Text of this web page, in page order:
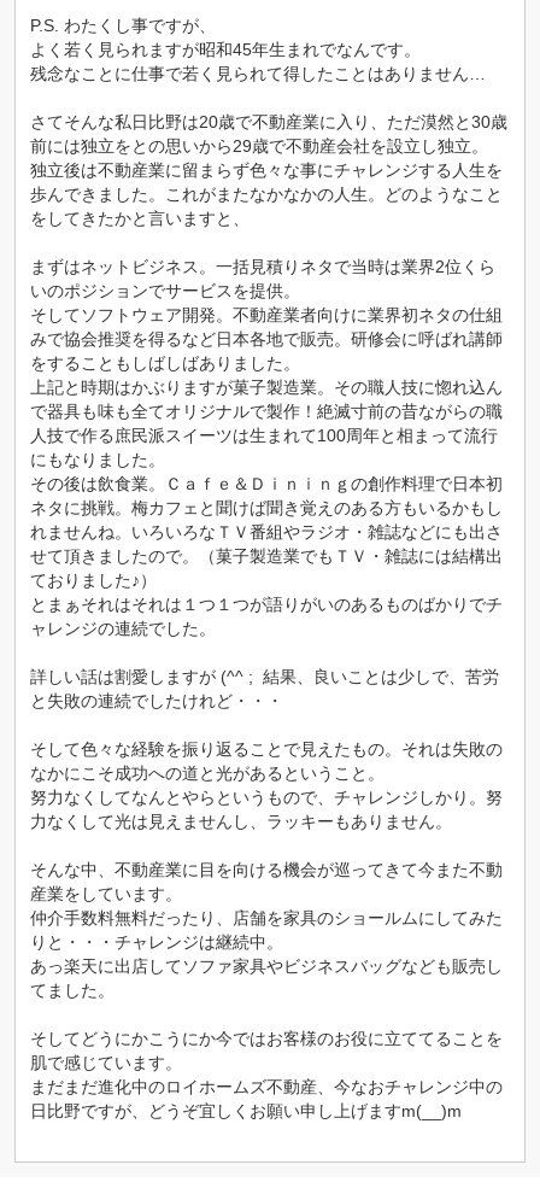
P.S. わたくし事ですが、
よく若く見られますが昭和45年生まれでなんです。
残念なことに仕事で若く見られて得したことはありません…
さてそんな私日比野は20歳で不動産業に入り、ただ漠然と30歳
前には独立をとの思いから29歳で不動産会社を設立し独立。
独立後は不動産業に留まらず色々な事にチャレンジする人生を
歩んできました。これがまたなかなかの人生。どのようなこと
をしてきたかと言いますと、
まずはネットビジネス。一括見積りネタで当時は業界2位くら
いのポジションでサービスを提供。
そしてソフトウェア開発。不動産業者向けに業界初ネタの仕組
みで協会推奨を得るなど日本各地で販売。研修会に呼ばれ講師
をすることもしばしばありました。
上記と時期はかぶりますが菓子製造業。その職人技に惚れ込ん
で器具も味も全てオリジナルで製作！絶滅寸前の昔ながらの職
人技で作る庶民派スイーツは生まれて100周年と相まって流行
にもなりました。
その後は飲食業。Ｃａｆｅ＆Ｄｉｎｉｎｇの創作料理で日本初
ネタに挑戦。梅カフェと聞けば聞き覚えのある方もいるかもし
れませんね。いろいろなＴＶ番組やラジオ・雑誌などにも出さ
せて頂きましたので。（菓子製造業でもＴＶ・雑誌には結構出
ておりました♪）
とまぁそれはそれは１つ１つが語りがいのあるものばかりでチ
ャレンジの連続でした。
詳しい話は割愛しますが (^^ ; 結果、良いことは少しで、苦労
と失敗の連続でしたけれど・・・
そして色々な経験を振り返ることで見えたもの。それは失敗の
なかにこそ成功への道と光があるということ。
努力なくしてなんとやらというもので、チャレンジしかり。努
力なくして光は見えませんし、ラッキーもありません。
そんな中、不動産業に目を向ける機会が巡ってきて今また不動
産業をしています。
仲介手数料無料だったり、店舗を家具のショールムにしてみた
りと・・・チャレンジは継続中。
あっ楽天に出店してソファ家具やビジネスバッグなども販売し
てました。
そしてどうにかこうにか今ではお客様のお役に立ててることを
肌で感じています。
まだまだ進化中のロイホームズ不動産、今なおチャレンジ中の
日比野ですが、どうぞ宜しくお願い申し上げますm(__)m